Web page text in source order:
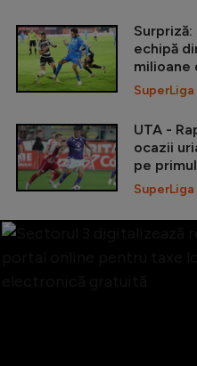
echipă
milioane
SuperLiga
UTA -
ocazii
pe
SuperLiga